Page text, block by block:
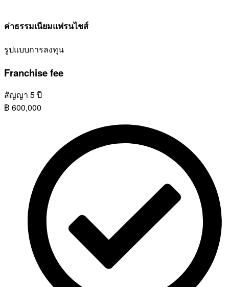
ค่าธรรมเนียมแฟรนไชส์
รูปแบบการลงทุน
Franchise fee
สัญญา 5 ปี
฿ 600,000